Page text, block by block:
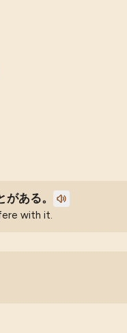
ある。
with it.